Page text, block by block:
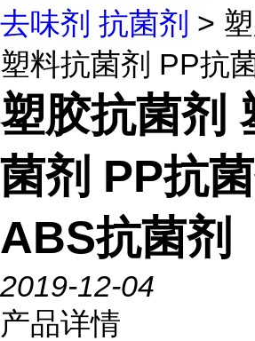
去味剂 抗菌剂 >
塑料抗菌剂 PP抗
塑胶抗菌剂
菌剂 PP抗
ABS抗菌剂
2019-12-04
产品详情